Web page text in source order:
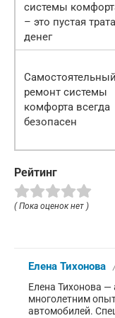
системы
– это пустая трата
денег
Самостоятельный
ремонт системы
комфорта всегда
безопасен
Рейтинг
( Пока оценок нет )
Елена Тихонова
Елена Тихонова
многолетним
автомобилей.